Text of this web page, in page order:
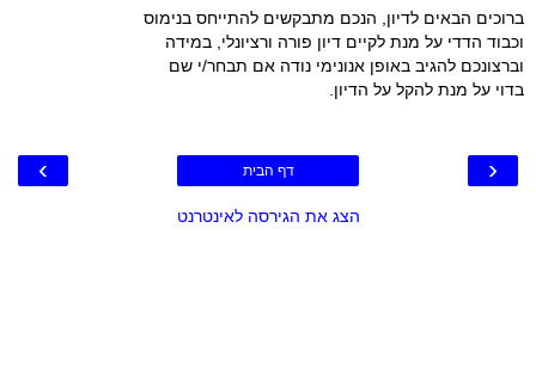
ברוכים הבאים לדיון, הנכם מתבקשים להתייחס בנימוס
וכבוד הדדי על מנת לקיים דיון פורה ורציונלי, במידה
וברצונכם להגיב באופן אנונימי נודה אם תבחר/י שם
בדוי על מנת להקל על הדיון.
‹
› דף הבית
הצג את הגירסה לאינטרנט